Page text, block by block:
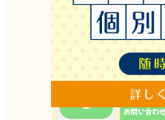
横浜キャンパス